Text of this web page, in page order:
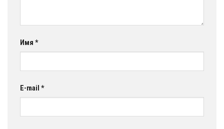
Имя *
E-mail *